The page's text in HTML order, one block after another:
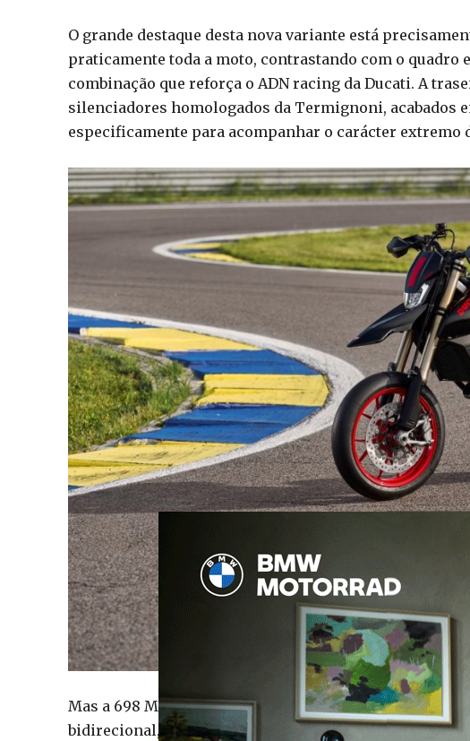
O grande destaque desta nova variante está
praticamente toda a moto, contrastando com o quadro
combinação que reforça o ADN racing da Ducati. A
silenciadores homologados da Termignoni, acabados
especificamente para acompanhar o carácter extremo
Mas a 698 Mono Nera vai muito além da estética. De
bidirecional, permitindo passagens de caixa sem